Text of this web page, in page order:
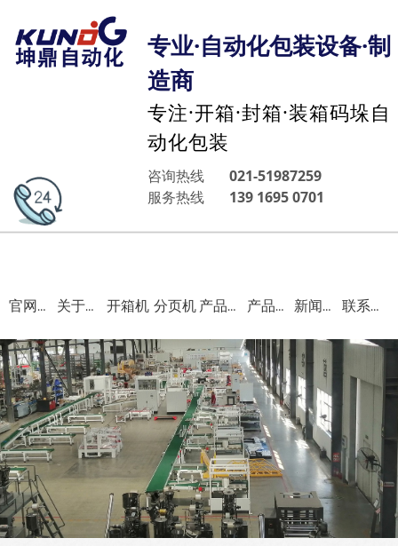
官网首页 关于我们 开箱机 分页机 产品中心 产品案例 新闻资讯 联系我们
专业·自动化包装设备·制
造商
专注·开箱·封箱·装箱码垛自
动化包装
咨询热线 021-51987259
服务热线
139 1695 0701